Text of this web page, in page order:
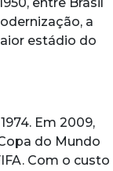
entre Brasil
a
estádio do
Em 2009,
do Mundo
Com o custo